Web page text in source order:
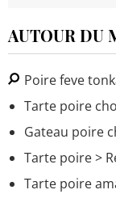
AUTOUR DU
Poire feve
Tarte poire
Gateau poire
Tarte poire>
Tarte poire